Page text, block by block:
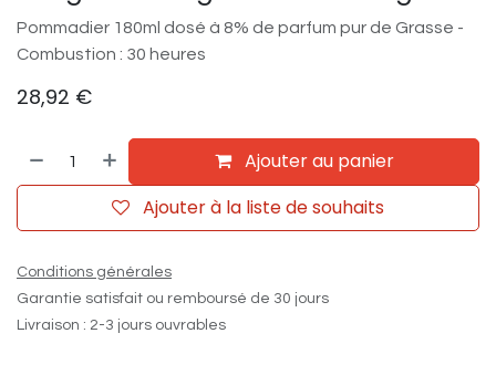
Pommadier 180ml dosé à 8% de parfum pur de Grasse -
Combustion : 30 heures
28,92 €
Ajouter au panier
Ajouter à la liste de souhaits
Conditions générales
Garantie satisfait ou remboursé de 30 jours
Livraison : 2-3 jours ouvrables